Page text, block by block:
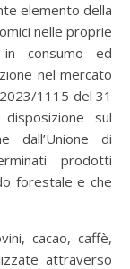
elemento della
nelle proprie
consumo ed
nel mercato
1115 del 31
sul
dall’Unione di
prodotti
forestale e che
cacao, caffè,
attraverso